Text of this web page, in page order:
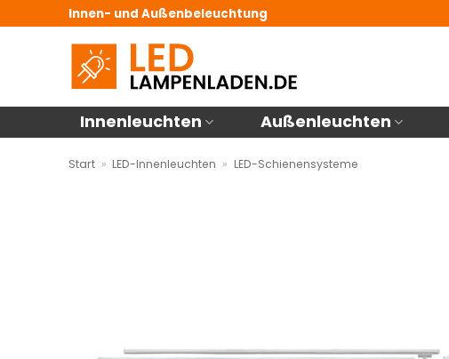
Innen- und Außenbeleuchtung
Innenleuchten Außenleuchten
Start » LED-Innenleuchten » LED-Schienensysteme